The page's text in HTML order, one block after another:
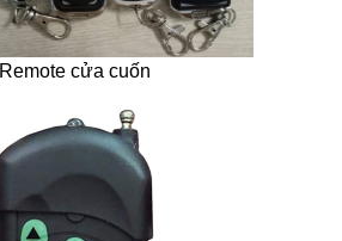
Remote cửa cuốn